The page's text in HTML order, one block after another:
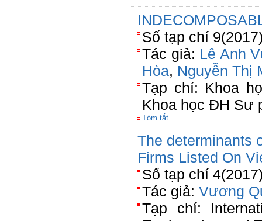
Số tạp chí
Tác giả: Lê Anh
Hòa, Nguyễn Thị
Tạp chí: Khoa
Khoa học ĐH Sư
Tóm tắt
The determinants
Firms Listed On
Số tạp chí
Tác giả: Vương
Tạp chí: